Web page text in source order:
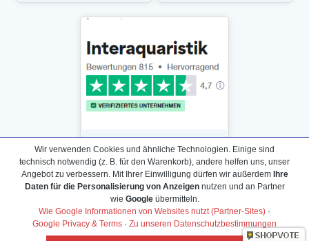
Daten­schutz­erklärung
Widerrufs­recht /Widerrufs­formular
AGB & Info
Wir verwenden Cookies und ähnliche Technologien. Einige sind
technisch notwendig (z. B. für den Warenkorb), andere helfen uns, unser
Angebot zu verbessern. Mit Ihrer Einwilligung dürfen wir außerdem Ihre
Daten für die Personalisierung von Anzeigennutzen und an Partner
wie Googleübermitteln.
Wie Google Informationen von Websites nutzt (Partner-Sites) ·
Google Privacy & Terms · Zu unseren Datenschutzbestimmungen